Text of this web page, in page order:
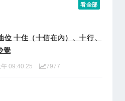
看全部
十住（十信在內）、十行、
覺
09:40:25 7977